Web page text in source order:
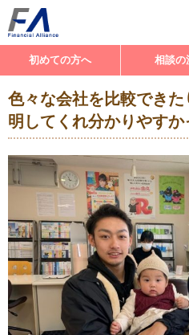
初めての方へ 相談の
色々な会社を比較でき
明してくれ分かりやすか